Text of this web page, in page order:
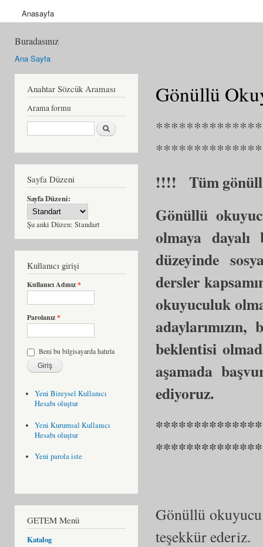
Anasayfa
Buradasınız
Ana Sayfa
Anahtar Sözcük Araması
Arama formu
Ara
Sayfa Düzeni
Sayfa Düzeni:
Şu anki Düzen: Standart
Kullanıcı girişi
Kullanıcı Adınız*
Parolanız*
Beni bu bilgisayarda hatırla
Yeni Bireysel Kullanıcı
Hesabı oluştur
Yeni Kurumsal Kullanıcı
Hesabı oluştur
Yeni parola iste
GETEM Menü
Katalog
Gönüllü
!!!! Tüm
Gönüllü
olmaya
düzeyinde
dersler
okuyuculuk
beklentisi
aşamada
ediyoruz.
Gönüllü
teşekkür ederiz.